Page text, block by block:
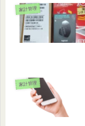
家計管理
家計管理